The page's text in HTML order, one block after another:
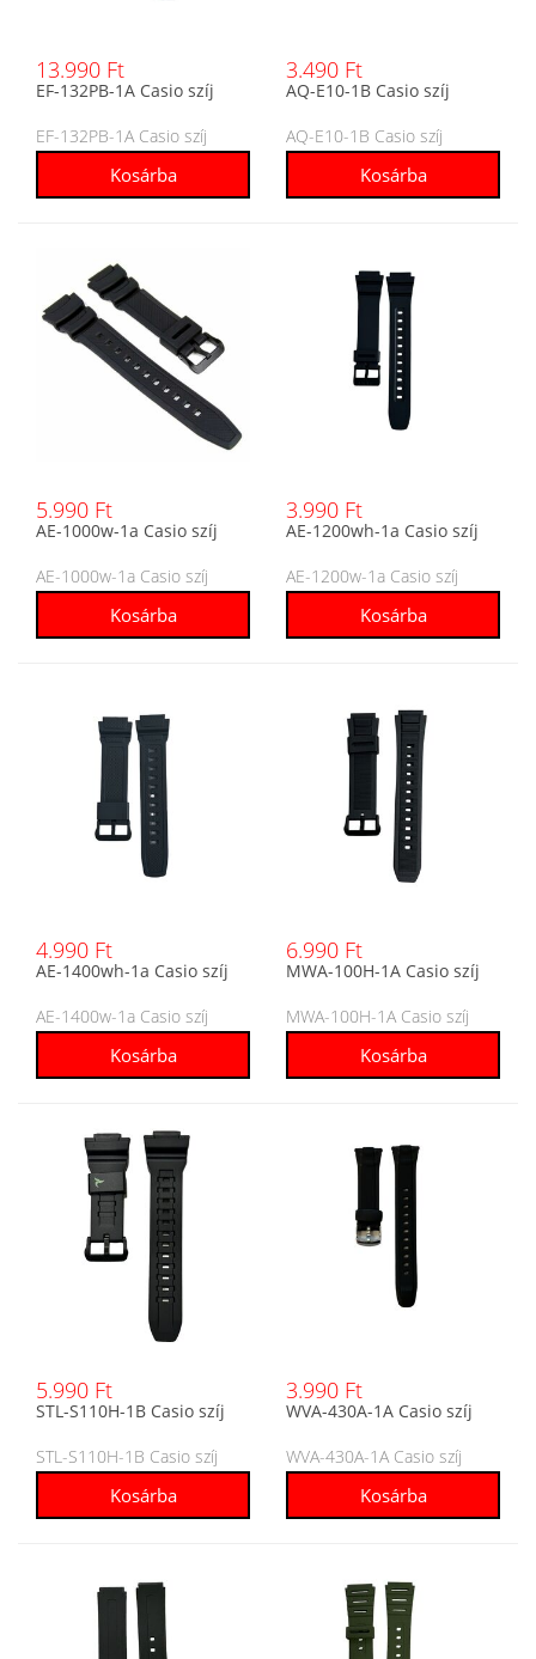
13.990 Ft
EF-132PB-1A Casio szíj
EF-132PB-1A Casio szíj
3.490 Ft
AQ-E10-1B Casio szíj
AQ-E10-1B Casio szíj
5.990 Ft
AE-1000w-1a Casio szíj
AE-1000w-1a Casio szíj
3.990 Ft
AE-1200wh-1a Casio szíj
AE-1200w-1a Casio szíj
4.990 Ft
AE-1400wh-1a Casio szíj
AE-1400w-1a Casio szíj
6.990 Ft
MWA-100H-1A Casio szíj
MWA-100H-1A Casio szíj
5.990 Ft
STL-S110H-1B Casio szíj
STL-S110H-1B Casio szíj
3.990 Ft
WVA-430A-1A Casio szíj
WVA-430A-1A Casio szíj